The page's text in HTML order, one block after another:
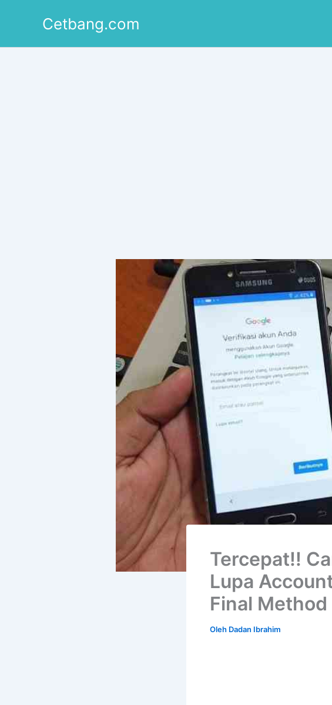
Cetbang.com
Tercepat!!
Lupa
Final
Oleh Dadan Ibrahim